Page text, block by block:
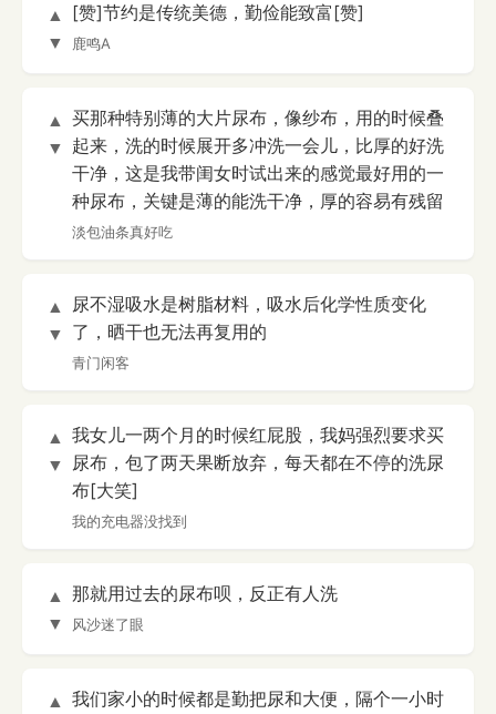
▲
▼
[赞]节约是传统美德，勤俭能致富[赞]
鹿鸣A
▲
▼
买那种特别薄的大片尿布，像纱布，用的时候叠
起来，洗的时候展开多冲洗一会儿，比厚的好洗
干净，这是我带闺女时试出来的感觉最好用的一
种尿布，关键是薄的能洗干净，厚的容易有残留
淡包油条真好吃
▲
▼
尿不湿吸水是树脂材料，吸水后化学性质变化
了，晒干也无法再复用的
青门闲客
▲
▼
我女儿一两个月的时候红屁股，我妈强烈要求买
尿布，包了两天果断放弃，每天都在不停的洗尿
布[大笑]
我的充电器没找到
▲
▼
那就用过去的尿布呗，反正有人洗
风沙迷了眼
▲
我们家小的时候都是勤把尿和大便，隔个一小时